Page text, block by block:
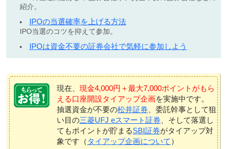
紹介。
IPOの当選確率を上げる方法
IPO当選のコツを抑えて参加。
IPOは資金不要の証券会社で気軽に参加しよう
現在、 現金4,000円＋最大7,000ポイントがもら
える口座開設タイアップ企画を実施中です。
抽選資金が不要の松井証券 、委託幹事として狙
い目の三菱UFJ eスマート証券 、そして落選し
てもポイントが貯まるSBI証券がタイアップ対
象です（ タイアップ企画について ）